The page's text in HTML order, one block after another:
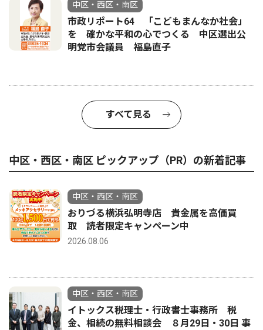
中区・西区・南区
市政リポート64 「こどもまんなか社会」
を 確かな平和の心でつくる 中区選出公
明党市会議員 福島直子
すべて見る
中区・西区・南区 ピックアップ（PR）の新着記事
中区・西区・南区
おりづる横浜弘明寺店 貴金属を高価買
取 読者限定キャンペーン中
2026.08.06
中区・西区・南区
イトックス税理士・行政書士事務所 税
金、相続の無料相談会 ８月29日・30日 事